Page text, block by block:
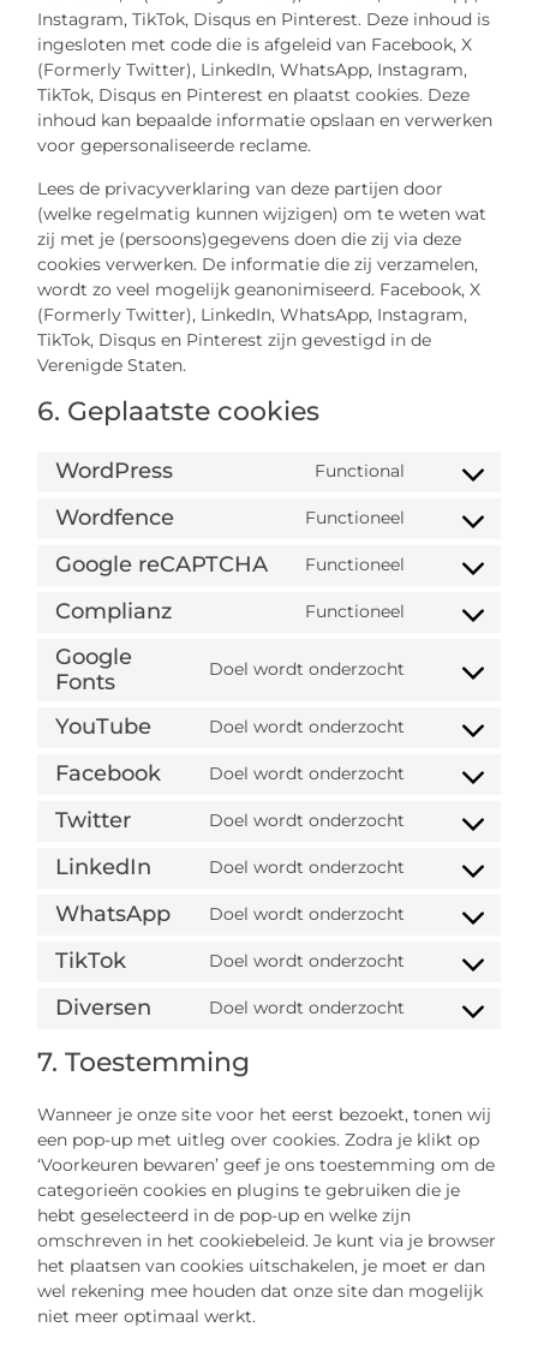
Instagram, TikTok, Disqus en Pinterest. Deze inhoud is
ingesloten met code die is afgeleid van Facebook, X
(Formerly Twitter), LinkedIn, WhatsApp, Instagram,
TikTok, Disqus en Pinterest en plaatst cookies. Deze
inhoud kan bepaalde informatie opslaan en verwerken
voor gepersonaliseerde reclame.
Lees de privacyverklaring van deze partijen door
(welke regelmatig kunnen wijzigen) om te weten wat
zij met je (persoons)gegevens doen die zij via deze
cookies verwerken. De informatie die zij verzamelen,
wordt zo veel mogelijk geanonimiseerd. Facebook, X
(Formerly Twitter), LinkedIn, WhatsApp, Instagram,
TikTok, Disqus en Pinterest zijn gevestigd in de
Verenigde Staten.
6. Geplaatste cookies
WordPress Functional
Wordfence Functioneel
Google reCAPTCHA Functioneel
Complianz Functioneel
Google
Fonts
Doel wordt onderzocht
YouTube Doel wordt onderzocht
Facebook Doel wordt onderzocht
Twitter Doel wordt onderzocht
LinkedIn Doel wordt onderzocht
WhatsApp Doel wordt onderzocht
TikTok Doel wordt onderzocht
Diversen Doel wordt onderzocht
7. Toestemming
Wanneer je onze site voor het eerst bezoekt, tonen wij
een pop-up met uitleg over cookies. Zodra je klikt op
‘Voorkeuren bewaren’ geef je ons toestemming om de
categorieën cookies en plugins te gebruiken die je
hebt geselecteerd in de pop-up en welke zijn
omschreven in het cookiebeleid. Je kunt via je browser
het plaatsen van cookies uitschakelen, je moet er dan
wel rekening mee houden dat onze site dan mogelijk
niet meer optimaal werkt.